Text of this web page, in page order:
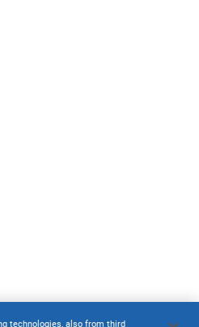
technologies, also from third